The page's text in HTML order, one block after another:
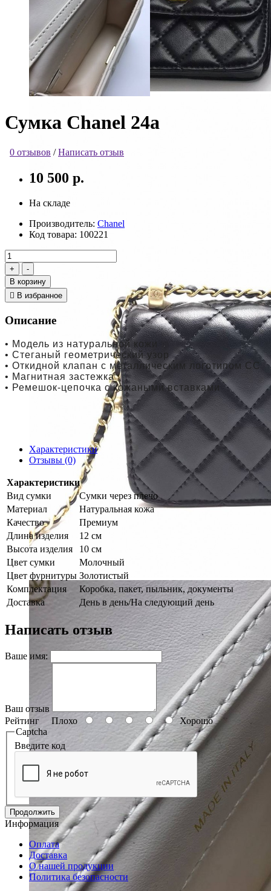
Сумка Chanel 24a
0 отзывов /Написать отзыв
10 500 р.
На складе
Производитель: Chanel
Код товара: 100221
В корзину
В избранное
Описание
• Модель из натуральной кожи
• Стеганый геометрический узор
• Откидной клапан с металлическим логотипом CC
• Магнитная застежка
• Ремешок-цепочка с кожаными вставками
Характеристики
Отзывы (0)
Характеристики
Вид сумки
Сумки через плечо
Материал
Натуральная кожа
Качество
Премиум
Длина изделия
12 см
Высота изделия
10 см
Цвет сумки
Молочный
Цвет фурнитуры Золотистый
Комплектация
Коробка, пакет, пыльник, документы
Доставка
День в день/На следующий день
Написать отзыв
Ваше имя:
Ваш отзыв
Рейтинг Плохо
Хорошо
Captcha
Введите код
Продолжить
Информация
Оплата
Доставка
О нашей продукции
Политика безопасности